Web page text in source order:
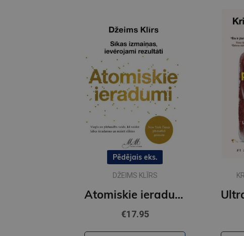
Pēdējais eks.
DŽEIMS KLĪRS
Atomiskie ieradumi
€17.95